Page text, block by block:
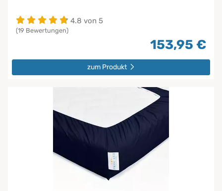
4.8 von 5
(19 Bewertungen)
153,95 €
zum Produkt